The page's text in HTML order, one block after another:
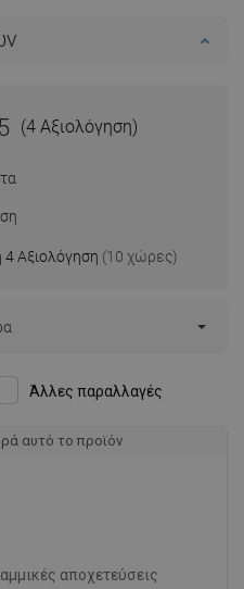
(4 Αξιολόγηση)
4 Αξιολόγηση (10 χώρες)
Άλλες παραλλαγές
αυτό το προϊόν
αποχετεύσεις